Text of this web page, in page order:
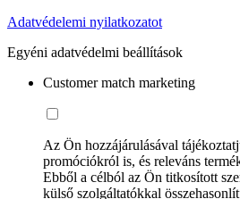
Adatvédelemi nyilatkozatot
Egyéni adatvédelmi beállítások
Customer match marketing
Az Ön hozzájárulásával
promóciókról is, és releváns
Ebből a célból az Ön titkosított
külső szolgáltatókkal